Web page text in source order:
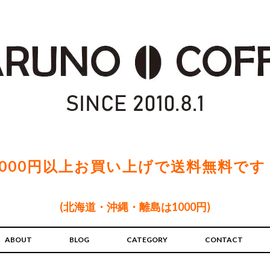
円以上お買い上げで送料無料です
(北海道・沖縄・離島は1000円)
ABOUT BLOG CATEGORY CONTACT